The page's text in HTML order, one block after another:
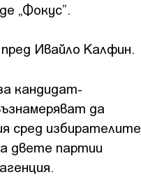
„Фокус”.
Ивайло Калфин.
кандидат-
да
сред избирателите
двете партии